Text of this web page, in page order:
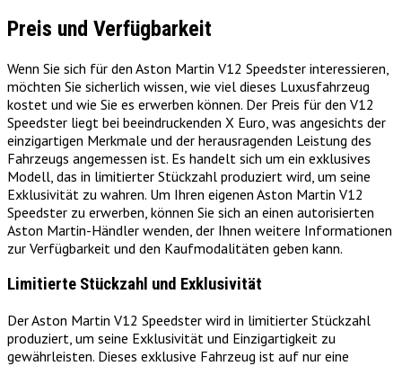
Preis und Verfügbarkeit
Wenn Sie sich für den Aston Martin V12 Speedster interessieren,
möchten Sie sicherlich wissen, wie viel dieses Luxusfahrzeug
kostet und wie Sie es erwerben können. Der Preis für den V12
Speedster liegt bei beeindruckenden X Euro, was angesichts der
einzigartigen Merkmale und der herausragenden Leistung des
Fahrzeugs angemessen ist. Es handelt sich um ein exklusives
Modell, das in limitierter Stückzahl produziert wird, um seine
Exklusivität zu wahren. Um Ihren eigenen Aston Martin V12
Speedster zu erwerben, können Sie sich an einen autorisierten
Aston Martin-Händler wenden, der Ihnen weitere Informationen
zur Verfügbarkeit und den Kaufmodalitäten geben kann.
Limitierte Stückzahl und Exklusivität
Der Aston Martin V12 Speedster wird in limitierter Stückzahl
produziert, um seine Exklusivität und Einzigartigkeit zu
gewährleisten. Dieses exklusive Fahrzeug ist auf nur eine